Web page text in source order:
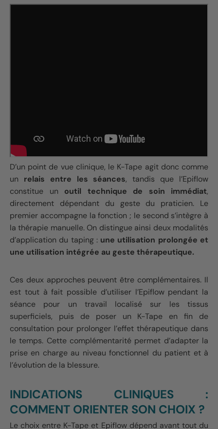
D’un point de vue clinique, le K-Tape agit donc comme
un relais entre les séances, tandis que l’Epiflow
constitue un outil technique de soin immédiat,
directement dépendant du geste du praticien. Le
premier accompagne la fonction ; le second s’intègre à
la thérapie manuelle. On distingue ainsi deux modalités
d’application du taping : une utilisation prolongée et
une utilisation intégrée au geste thérapeutique.
Ces deux approches peuvent être complémentaires. Il
est tout à fait possible d’utiliser l’Epiflow pendant la
séance pour un travail localisé sur les tissus
superficiels, puis de poser un K-Tape en fin de
consultation pour prolonger l’effet thérapeutique dans
le temps. Cette complémentarité permet d’adapter la
prise en charge au niveau fonctionnel du patient et à
l’évolution de la blessure.
INDICATIONS CLINIQUES :
COMMENT ORIENTER SON CHOIX ?
Le choix entre K-Tape et Epiflow dépend avant tout du